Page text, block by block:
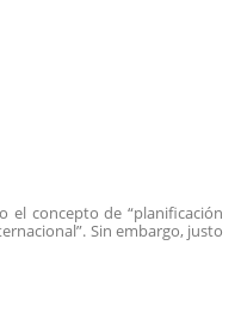
el concepto de “planificación
Sin embargo, justo